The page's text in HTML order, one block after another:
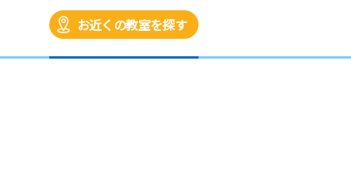
お近くの教室を探す